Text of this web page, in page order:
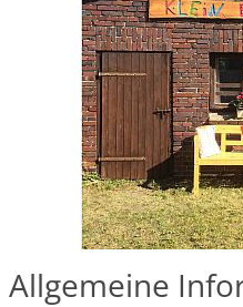
Allgemeine